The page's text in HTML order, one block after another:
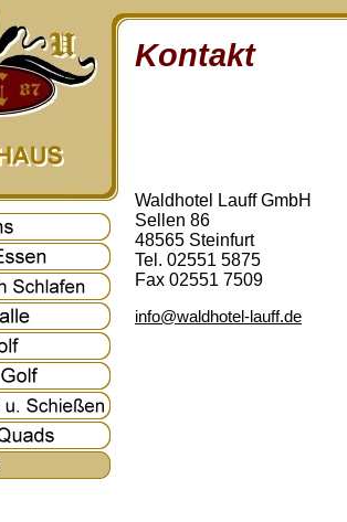
Kontakt
Waldhotel Lauff GmbH
Sellen 86
48565 Steinfurt
Tel. 02551 5875
Fax 02551 7509
info@waldhotel-lauff.de